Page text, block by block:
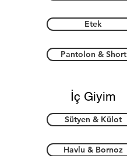
Etek
Pantolon & Short
İç Giyim
Sütyen & Külot
Havlu & Bornoz